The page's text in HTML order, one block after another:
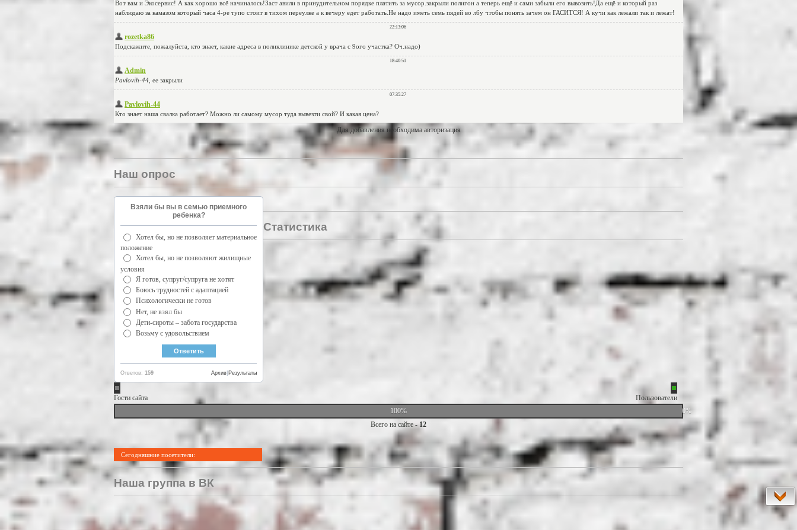
Для добавления необходима авторизация
Наш опрос
Взяли бы вы в семью приемного
ребенка?
Хотел бы, но не позволяет материальное
положение
Хотел бы, но не позволяют жилищные
условия
Я готов, супруг/супруга не хотят
Боюсь трудностей с адаптацией
Психологически не готов
Нет, не взял бы
Дети-сироты – забота государства
Возьму с удовольствием
Ответов: 159 Результаты
Архив
Статистика
Гости сайта
Пользователи
100%
0%
Всего на сайте -12
Сегодняшние посетители:
Наша группа в ВК